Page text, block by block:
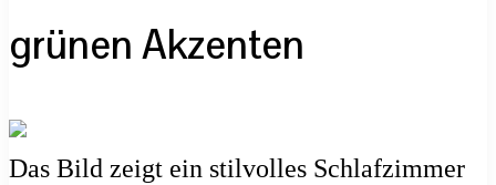
grünen Akzenten
Das Bild zeigt ein stilvolles Schlafzimmer